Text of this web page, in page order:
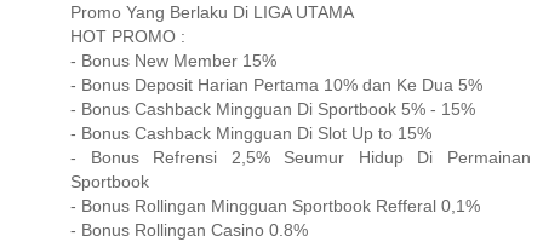
Promo Yang Berlaku Di LIGA UTAMA
HOT PROMO :
- Bonus New Member 15%
- Bonus Deposit Harian Pertama 10% dan Ke Dua 5%
- Bonus Cashback Mingguan Di Sportbook 5% - 15%
- Bonus Cashback Mingguan Di Slot Up to 15%
- Bonus Refrensi 2,5% Seumur Hidup Di Permainan
Sportbook
- Bonus Rollingan Mingguan Sportbook Refferal 0,1%
- Bonus Rollingan Casino 0.8%